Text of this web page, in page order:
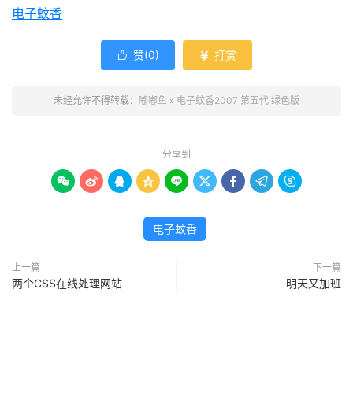
电子蚊香
 赞(0)  打赏
未经允许不得转载： 嘟嘟鱼 » 电子蚊香2007 第五代 绿色版
分享到
        
电子蚊香
上一篇
两个CSS在线处理网站
下一篇
明天又加班